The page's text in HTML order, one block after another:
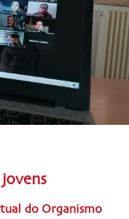
do Organismo